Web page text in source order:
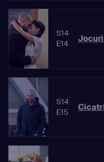
S14
E14
S14
E15